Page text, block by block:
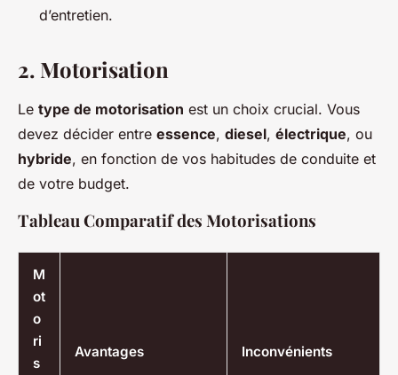
d’entretien.
2. Motorisation
Le type de motorisation est un choix crucial. Vous
devez décider entre essence, diesel, électrique, ou
hybride, en fonction de vos habitudes de conduite et
de votre budget.
Tableau Comparatif des Motorisations
M
ot
o
ri
s
Avantages Inconvénients